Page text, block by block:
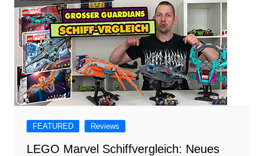
FEATURED Reviews
LEGO Marvel Schiffvergleich: Neues